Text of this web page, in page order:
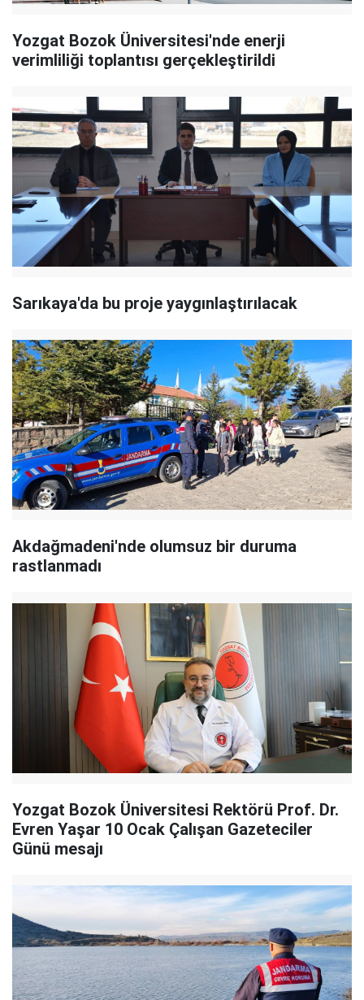
Yozgat Bozok Üniversitesi'nde enerji
verimliliği toplantısı gerçekleştirildi
Sarıkaya'da bu proje yaygınlaştırılacak
Akdağmadeni'nde olumsuz bir duruma
rastlanmadı
Yozgat Bozok Üniversitesi Rektörü Prof. Dr.
Evren Yaşar 10 Ocak Çalışan Gazeteciler
Günü mesajı